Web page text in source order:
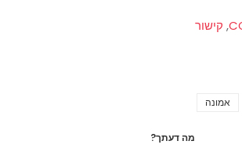
, קישור
אמונה
מה דעתך?